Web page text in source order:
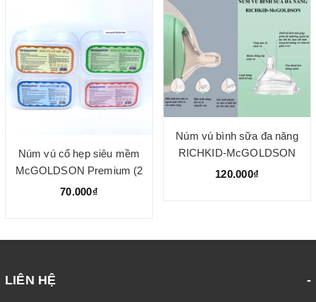
Núm vú cổ hẹp siêu mềm
McGOLDSON Premium (2
cái/hộp)
70.000₫
Núm vú bình sữa đa năng
RICHKID-McGOLDSON
(Hộp 2 cái)
120.000₫
LIÊN HỆ